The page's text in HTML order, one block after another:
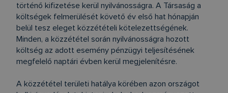
történő kifizetése kerül nyilvánosságra. A Társaság a
költségek felmerülését követő év első hat hónapján
belül tesz eleget közzétételi kötelezettségének.
Minden, a közzététel során nyilvánosságra hozott
költség az adott esemény pénzügyi teljesítésének
megfelelő naptári évben kerül megjelenítésre.
A közzététel területi hatálya körében azon országot